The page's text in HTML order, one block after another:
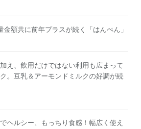
金額共に前年プラスが続く「はんぺん」
え、飲用だけではない利用も広まって
。豆乳＆アーモンドミルクの好調が続
ヘルシー、もっちり食感！幅広く使え